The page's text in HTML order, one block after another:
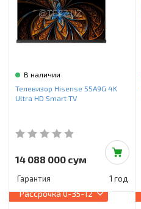
В наличии
Телевизор Hisense 55A9G 4K
Ultra HD Smart TV
14 088 000 сум
Гарантия 1 год
Рассрочка0-35-12